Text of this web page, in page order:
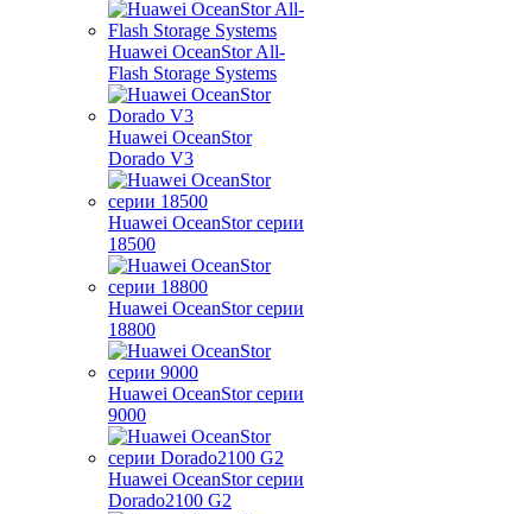
Huawei OceanStor All-
Flash Storage Systems
Huawei OceanStor
Dorado V3
Huawei OceanStor серии
18500
Huawei OceanStor серии
18800
Huawei OceanStor серии
9000
Huawei OceanStor серии
Dorado2100 G2